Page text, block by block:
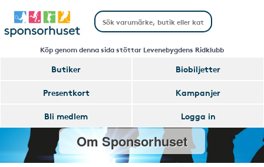
Köp genom denna sida stöttar Levenebygdens Ridklubb
Butiker
Biobiljetter
Presentkort
Kampanjer
Bli medlem
Logga in
Om Sponsorhuset